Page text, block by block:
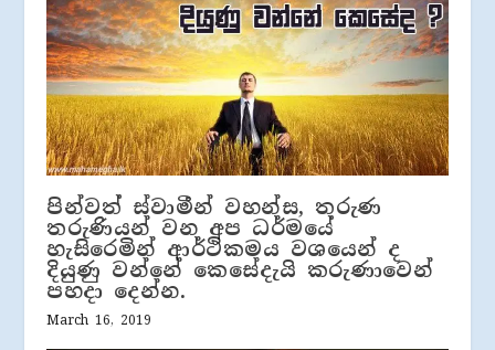
පින්වත් ස්වාමීන් වහන්ස, තරුණ
තරුණියන් වන අප ධර්මයේ
හැසිරෙමින් ආර්ථිකමය වශයෙන් ද
දියුණු වන්නේ කෙසේදැයි කරුණාවෙන්
පහදා දෙන්න.
March 16, 2019